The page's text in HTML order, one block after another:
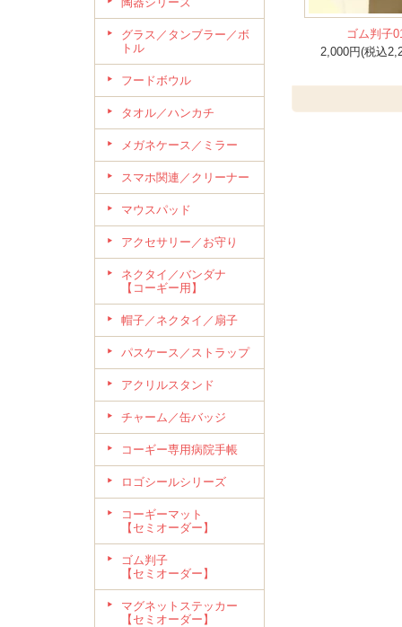
グラス／タンブラー／ボ
トル
フードボウル
タオル／ハンカチ
メガネケース／ミラー
スマホ関連／クリーナー
マウスパッド
アクセサリー／お守り
ネクタイ／バンダナ
【コーギー用】
帽子／ネクタイ／扇子
パスケース／ストラップ
アクリルスタンド
チャーム／缶バッジ
コーギー専用病院手帳
ロゴシールシリーズ
コーギーマット
【セミオーダー】
ゴム判子
【セミオーダー】
マグネットステッカー
【セミオーダー】
ゴム判子
2,000円(税込